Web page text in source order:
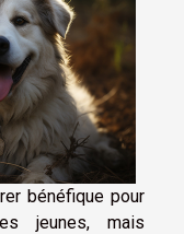
bénéfique pour
jeunes, mais